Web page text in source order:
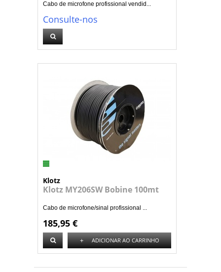
Cabo de microfone profissional vendid...
Consulte-nos
Klotz
Klotz MY206SW Bobine 100mt
Cabo de microfone/sinal profissional ...
185,95 €
+ ADICIONAR AO CARRINHO